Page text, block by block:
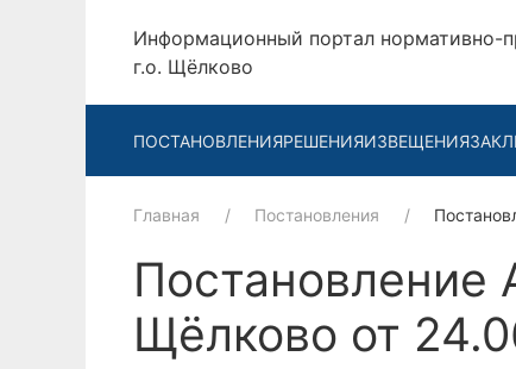
Информационный портал нормативно-
г.о. Щёлково
ПОСТАНОВЛЕНИЯРЕШЕНИЯИЗВЕЩЕНИЯ
Главная Постановления
Постановление
Щёлково от